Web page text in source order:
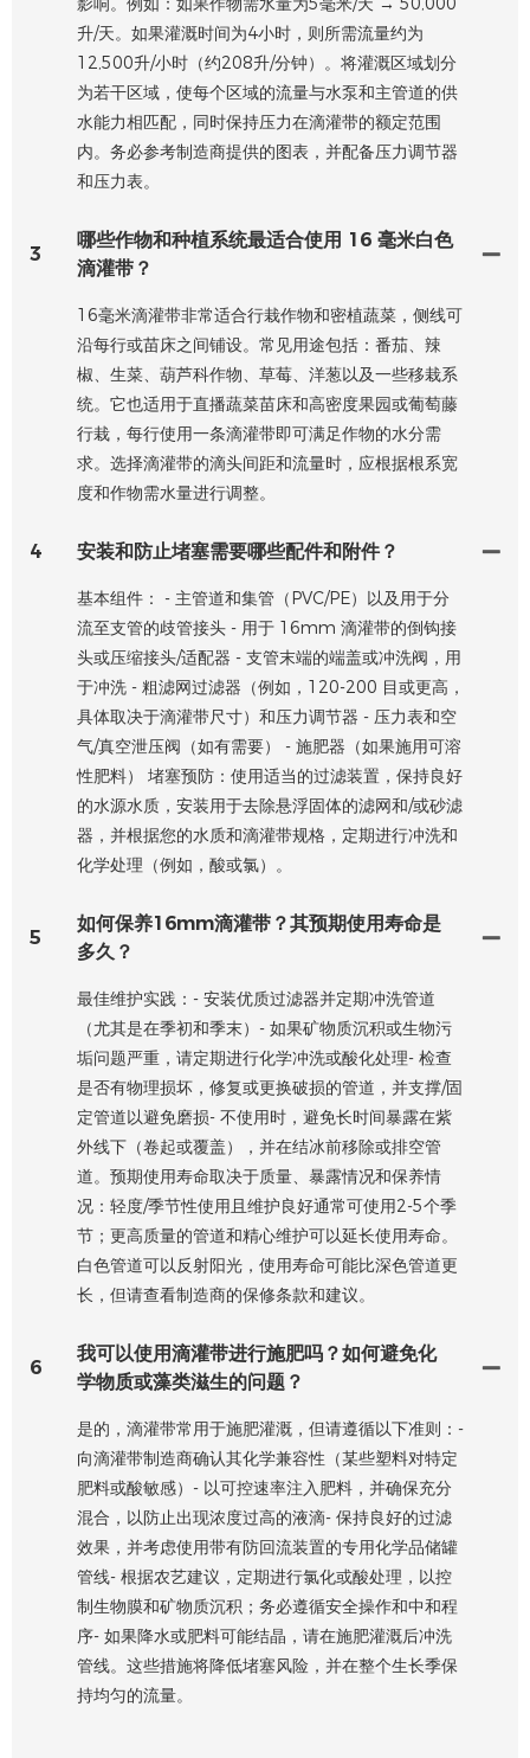
升/天。如果灌溉时间为4小时，则所需流量约为
12,500升/小时（约208升/分钟）。将灌溉区域划分
为若干区域，使每个区域的流量与水泵和主管道的供
水能力相匹配，同时保持压力在滴灌带的额定范围
内。务必参考制造商提供的图表，并配备压力调节器
和压力表。
3
哪些作物和种植系统最适合使用 16 毫米白色
滴灌带？
16毫米滴灌带非常适合行栽作物和密植蔬菜，侧线可
沿每行或苗床之间铺设。常见用途包括：番茄、辣
椒、生菜、葫芦科作物、草莓、洋葱以及一些移栽系
统。它也适用于直播蔬菜苗床和高密度果园或葡萄藤
行栽，每行使用一条滴灌带即可满足作物的水分需
求。选择滴灌带的滴头间距和流量时，应根据根系宽
度和作物需水量进行调整。
4 安装和防止堵塞需要哪些配件和附件？
基本组件： - 主管道和集管（PVC/PE）以及用于分
流至支管的歧管接头 - 用于 16mm 滴灌带的倒钩接
头或压缩接头/适配器 - 支管末端的端盖或冲洗阀，用
于冲洗 - 粗滤网过滤器（例如，120-200 目或更高，
具体取决于滴灌带尺寸）和压力调节器 - 压力表和空
气/真空泄压阀（如有需要） - 施肥器（如果施用可溶
性肥料） 堵塞预防：使用适当的过滤装置，保持良好
的水源水质，安装用于去除悬浮固体的滤网和/或砂滤
器，并根据您的水质和滴灌带规格，定期进行冲洗和
化学处理（例如，酸或氯）。
5
如何保养16mm滴灌带？其预期使用寿命是
多久？
最佳维护实践：- 安装优质过滤器并定期冲洗管道
（尤其是在季初和季末）- 如果矿物质沉积或生物污
垢问题严重，请定期进行化学冲洗或酸化处理- 检查
是否有物理损坏，修复或更换破损的管道，并支撑/固
定管道以避免磨损- 不使用时，避免长时间暴露在紫
外线下（卷起或覆盖），并在结冰前移除或排空管
道。预期使用寿命取决于质量、暴露情况和保养情
况：轻度/季节性使用且维护良好通常可使用2-5个季
节；更高质量的管道和精心维护可以延长使用寿命。
白色管道可以反射阳光，使用寿命可能比深色管道更
长，但请查看制造商的保修条款和建议。
6
我可以使用滴灌带进行施肥吗？如何避免化
学物质或藻类滋生的问题？
是的，滴灌带常用于施肥灌溉，但请遵循以下准则：-
向滴灌带制造商确认其化学兼容性（某些塑料对特定
肥料或酸敏感）- 以可控速率注入肥料，并确保充分
混合，以防止出现浓度过高的液滴- 保持良好的过滤
效果，并考虑使用带有防回流装置的专用化学品储罐
管线- 根据农艺建议，定期进行氯化或酸处理，以控
制生物膜和矿物质沉积；务必遵循安全操作和中和程
序- 如果降水或肥料可能结晶，请在施肥灌溉后冲洗
管线。这些措施将降低堵塞风险，并在整个生长季保
持均匀的流量。